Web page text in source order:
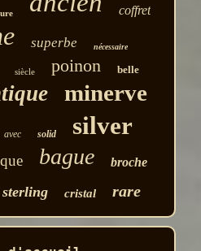
coffret
superbe nécessaire
siècle poinon belle
minerve
avec solid silver
bague broche
sterling cristal rare